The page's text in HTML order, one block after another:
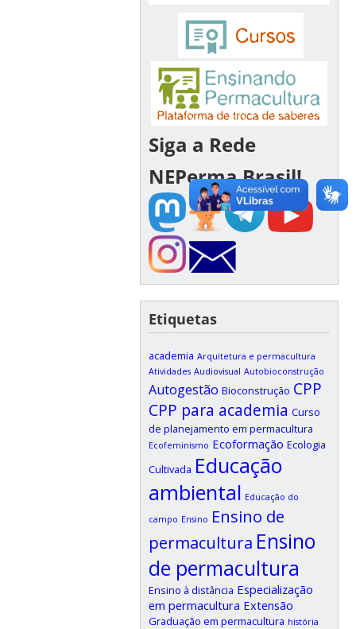
Siga a Rede
NEPerma Brasil!
Etiquetas
academia Arquitetura e permacultura
Atividades Audiovisual Autobioconstrução
Autogestão Bioconstrução CPP
CPP para academia Curso
de planejamento em permacultura
Ecofeminismo Ecoformação Ecologia
Cultivada Educação
ambiental Educação do
campo Ensino Ensino de
permacultura Ensino
de permacultura
Ensino à distância Especialização
em permacultura Extensão
Graduação em permacultura história